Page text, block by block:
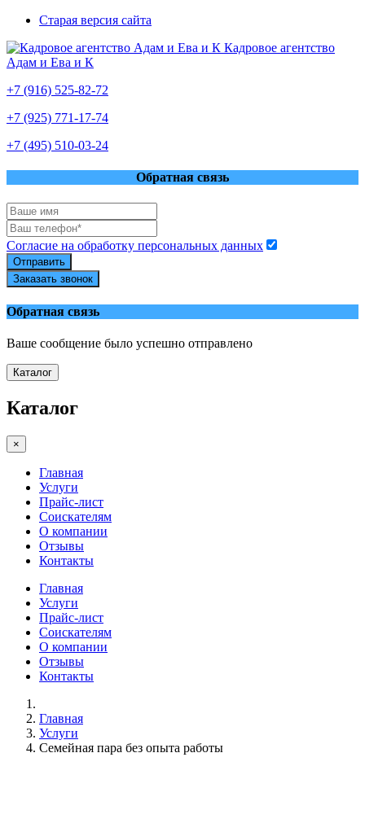
Старая версия сайта
Кадровое агентство
Адам и Ева и К
+7 (916) 525-82-72
+7 (925) 771-17-74
+7 (495) 510-03-24
Обратная связь
Согласие на обработку персональных данных
Отправить
Заказать звонок
Обратная связь
Ваше сообщение было успешно отправлено
Каталог
Каталог
×
Главная
Услуги
Прайс-лист
Соискателям
О компании
Отзывы
Контакты
Главная
Услуги
Прайс-лист
Соискателям
О компании
Отзывы
Контакты
Главная
Услуги
Семейная пара без опыта работы